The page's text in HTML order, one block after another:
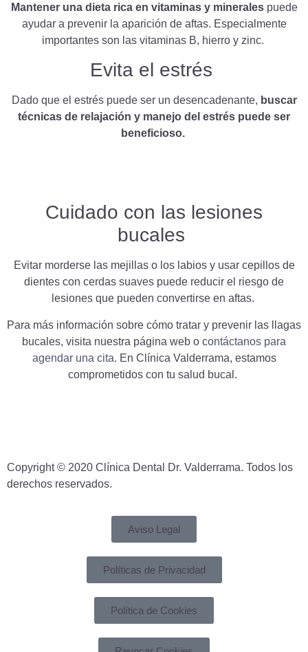
Mantener una dieta rica en vitaminas y mineralespuede
ayudar a prevenir la aparición de aftas. Especialmente
importantes son las vitaminas B, hierro y zinc.
Evita el estrés
Dado que el estrés puede ser un desencadenante, buscar
técnicas de relajación y manejo del estrés puede ser
beneficioso.
Cuidado con las lesiones
bucales
Evitar morderse las mejillas o los labios y usar cepillos de
dientes con cerdas suaves puede reducir el riesgo de
lesiones que pueden convertirse en aftas.
Para más información sobre cómo tratar y prevenir las llagas
bucales, visita nuestra página web o contáctanos para
agendar una cita. En Clínica Valderrama, estamos
comprometidos con tu salud bucal.
Copyright © 2020 Clínica Dental Dr. Valderrama. Todos los
derechos reservados.
Aviso Legal
Políticas de Privacidad
Política de Cookies